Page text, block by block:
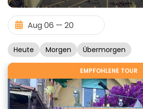
Heute Morgen Übermorgen
EMPFOHLENE TOUR